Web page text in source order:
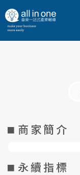
商家簡介
永續指標